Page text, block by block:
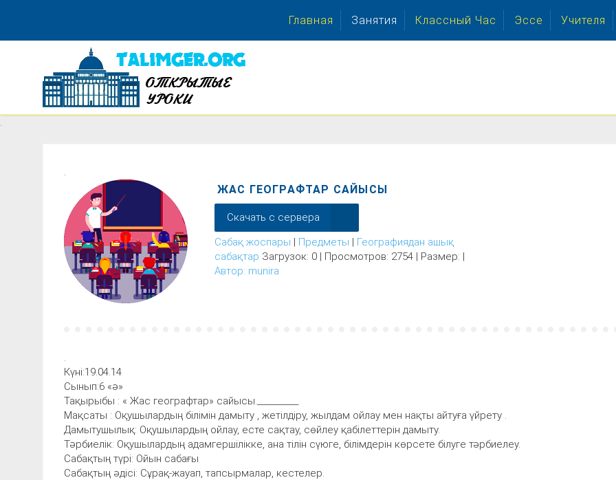
Главная Занятия Классный Час Эссе Учителя
.
.
ЖАС ГЕОГРАФТАР САЙЫСЫ
Скачать с сервера
Сабақ жоспары | Предметы | Географиядан ашық
сабақтар Загрузок: 0 | Просмотров: 2754 | Размер: |
Автор: munira
Күні:19.04.14
Сынып:6 «ә»
Тақырыбы : « Жас географтар» сайысы.__________
Мақсаты : Оқушылардың білімін дамыту , жетілдіру, жылдам ойлау мен нақты айтуға үйрету .
Дамытушылық: Оқушылардың ойлау, есте сақтау, сөйлеу қабілеттерін дамыту.
Тәрбиелік: Оқушылардың адамгершілікке, ана тілін сүюге, білімдерін көрсете білуге тәрбиелеу.
Сабақтың түрі: Ойын сабағы
Сабақтың әдісі: Сұрақ-жауап, тапсырмалар, кестелер.
.